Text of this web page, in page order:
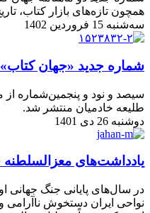
همچون تازه‌های بازار کتاب،
سه‌شنبه 15 فروردین 1402
شماره جدید «جهان
سیصد و نود و پنجمین‌شماره از
طلیعه خادمیان منتشر شد.
دوشنبه 26 دی 1401
یادداشت‌های معزالسلطنه
در سال‌های پایانی جنگ جهانی
نواحی ایران دستخوش ناآرامی